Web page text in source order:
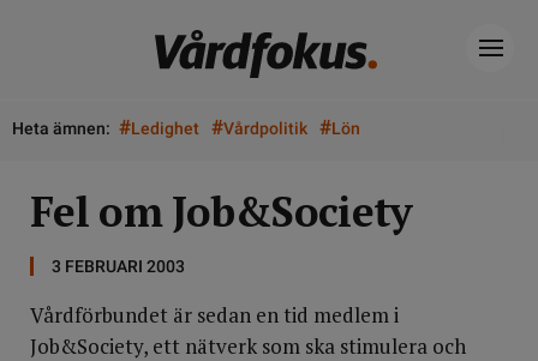
Heta ämnen: #Ledighet #Vårdpolitik #Lön
Fel om Job&Society
3 FEBRUARI 2003
Vårdförbundet är sedan en tid medlem i
Job&Society, ett nätverk som ska stimulera och